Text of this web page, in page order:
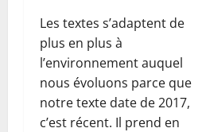
Les textes s’adaptent de
plus en plus à
l’environnement auquel
nous évoluons parce que
notre texte date de 2017,
c’est récent. Il prend en